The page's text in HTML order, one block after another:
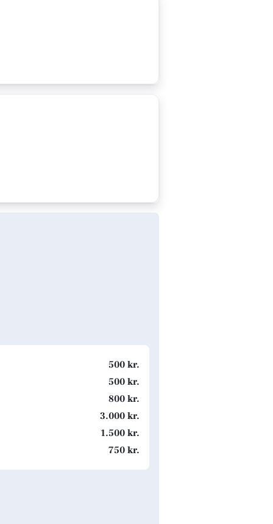
500 kr.
500 kr.
800 kr.
3.000 kr.
1.500 kr.
750 kr.